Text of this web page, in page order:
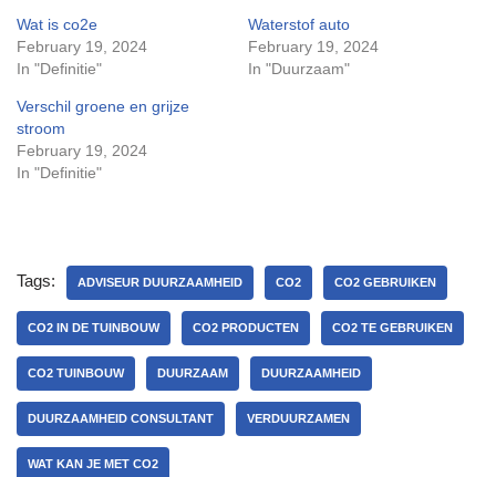
Wat is co2e
February 19, 2024
In "Definitie"
Waterstof auto
February 19, 2024
In "Duurzaam"
Verschil groene en grijze
stroom
February 19, 2024
In "Definitie"
Tags: ADVISEUR DUURZAAMHEID CO2 CO2 GEBRUIKEN
CO2 IN DE TUINBOUW CO2 PRODUCTEN CO2 TE GEBRUIKEN
CO2 TUINBOUW DUURZAAM DUURZAAMHEID
DUURZAAMHEID CONSULTANT VERDUURZAMEN
WAT KAN JE MET CO2